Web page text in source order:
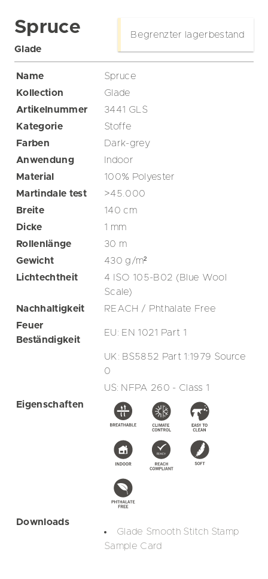
Spruce
Glade
Begrenzter lagerbestand
Name
Spruce
Kollection
Glade
Artikelnummer
3441 GLS
Kategorie
Stoffe
Farben
Dark-grey
Anwendung
Indoor
Material
100% Polyester
Martindale test
>45.000
Breite
140cm
Dicke
1 mm
Rollenlänge
30 m
Gewicht
430g/m²
Lichtechtheit
4 ISO 105-B02 (Blue Wool
Scale)
Nachhaltigkeit
REACH / Phthalate Free
Feuer
Beständigkeit
EU: EN 1021 Part 1
UK: BS5852 Part 1:1979 Source
0
US: NFPA 260 - Class 1
Eigenschaften
Downloads
Glade Smooth Stitch Stamp
Sample Card